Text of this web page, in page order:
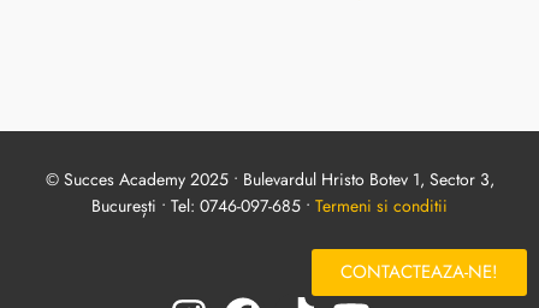
CONTACTEAZA-NE!
© Succes Academy 2025 • Bulevardul Hristo Botev 1, Sector 3,
București • Tel: 0746-097-685 • Termeni si conditii